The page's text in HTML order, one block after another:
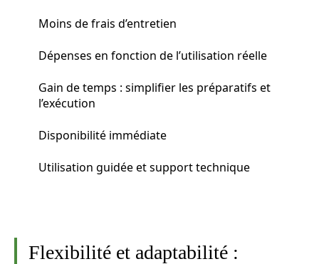
Moins de frais d’entretien
Dépenses en fonction de l’utilisation réelle
Gain de temps : simplifier les préparatifs et
l’exécution
Disponibilité immédiate
Utilisation guidée et support technique
Flexibilité et adaptabilité :